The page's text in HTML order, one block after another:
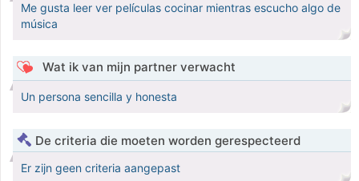
Me gusta leer ver películas cocinar mientras escucho algo de
música
Wat ik van mijn partner verwacht
Un persona sencilla y honesta
De criteria die moeten worden gerespecteerd
Er zijn geen criteria aangepast